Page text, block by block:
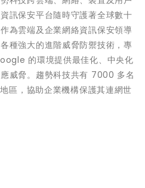
訊保安平台隨時守護著全球數十
為雲端及企業網絡資訊保安領導
種強大的進階威脅防禦技術，專
的環境提供最佳化、中央化
威脅。趨勢科技共有 7000 多名
區，協助企業機構保護其連網世